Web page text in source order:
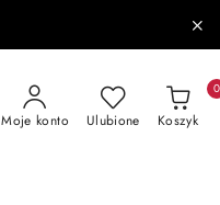
Moje konto Ulubione Koszyk
0